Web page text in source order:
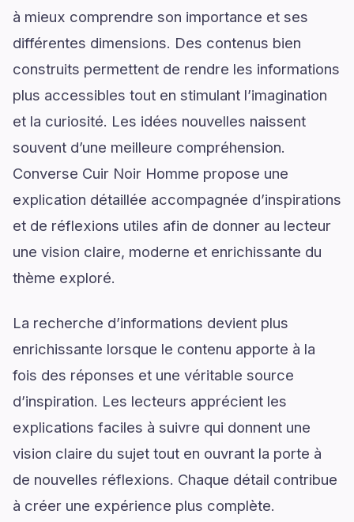
à mieux comprendre son importance et ses
différentes dimensions. Des contenus bien
construits permettent de rendre les informations
plus accessibles tout en stimulant l’imagination
et la curiosité. Les idées nouvelles naissent
souvent d’une meilleure compréhension.
Converse Cuir Noir Homme propose une
explication détaillée accompagnée d’inspirations
et de réflexions utiles afin de donner au lecteur
une vision claire, moderne et enrichissante du
thème exploré.
La recherche d’informations devient plus
enrichissante lorsque le contenu apporte à la
fois des réponses et une véritable source
d’inspiration. Les lecteurs apprécient les
explications faciles à suivre qui donnent une
vision claire du sujet tout en ouvrant la porte à
de nouvelles réflexions. Chaque détail contribue
à créer une expérience plus complète.